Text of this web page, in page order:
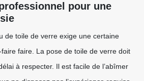
pour une
de toile de verre exige une certaine
faire. La pose de toile de verre doit
à respecter. Il est facile de l’abîmer